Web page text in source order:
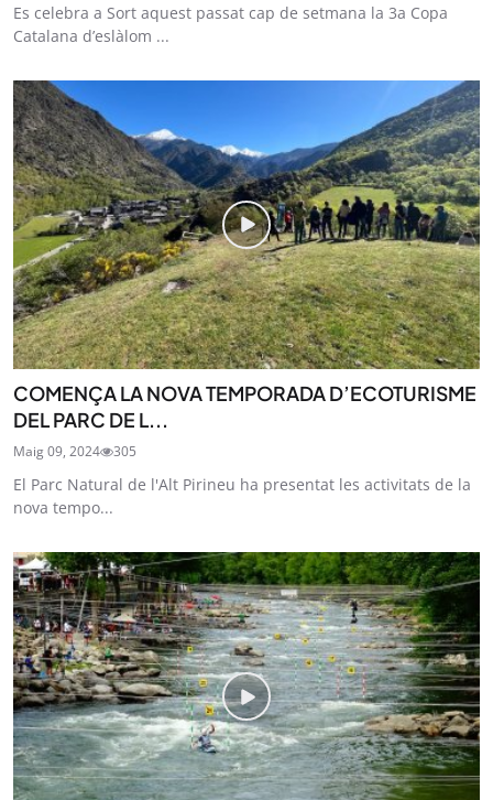
Es celebra a Sort aquest passat cap de setmana la 3a Copa
Catalana d’eslàlom ...
COMENÇA LA NOVA TEMPORADA D’ECOTURISME
DEL PARC DE L...
Maig 09, 2024 305
El Parc Natural de l'Alt Pirineu ha presentat les activitats de la
nova tempo...